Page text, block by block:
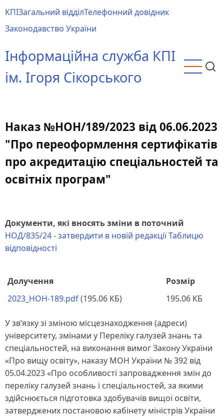
до
основного
КПІЗагальний відділТелефонний довідник
Законодавство України
Інформаційна служба КПІ
ім. Ігоря Сікорського
Наказ №НОН/189/2023 від 06.06.2023
"Про переоформлення сертифікатів
про акредитацію спеціальностей та
освітніх програм"
Документи, які вносять зміни в поточний
НОД/835/24 - затвердити в новій редакції Таблицю
відповідності
Долучення
Розмір
2023_HOH-189.pdf(195.06 КБ) 195.06 КБ
У зв’язку зі зміною місцезнаходження (адреси)
університету, змінами у Переліку галузей знань та
спеціальностей, на виконання вимог Закону України
«Про вищу освіту», наказу МОН України № 392 від
05.04.2023 «Про особливості запровадження змін до
переліку галузей знань і спеціальностей, за якими
здійснюється підготовка здобувачів вищої освіти,
затверджених постановою кабінету міністрів України